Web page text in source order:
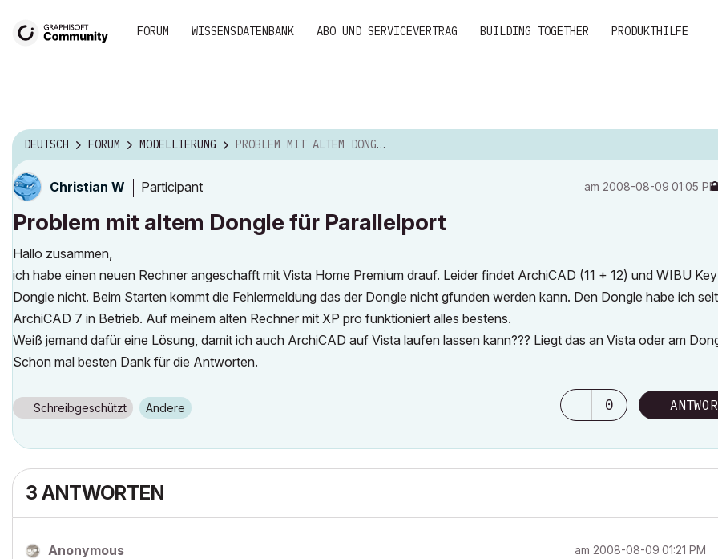
FORUM WISSENSDATENBANK ABO UND SERVICEVERTRAG BUILDING TOGETHER PRODUKTHILFE
DEUTSCH FORUM MODELLIERUNG PROBLEM MIT ALTEM DONGLE FÜR PARALLELPORT
Christian W Participant am ‎2008-08-09 01:05 PM
Problem mit altem Dongle für Parallelport
Hallo zusammen,
ich habe einen neuen Rechner angeschafft mit Vista Home Premium drauf. Leider findet ArchiCAD (11 + 12) und WIBU
Dongle nicht. Beim Starten kommt die Fehlermeldung das der Dongle nicht gfunden werden kann. Den Dongle habe ich seit
ArchiCAD 7 in Betrieb. Auf meinem alten Rechner mit XP pro funktioniert alles bestens.
Weiß jemand dafür eine Lösung, damit ich auch ArchiCAD auf Vista laufen lassen kann??? Liegt das an Vista oder am
Schon mal besten Dank für die Antworten.
Schreibgeschützt Andere 0
3 ANTWORTEN
Anonymous am ‎2008-08-09 01:21 PM